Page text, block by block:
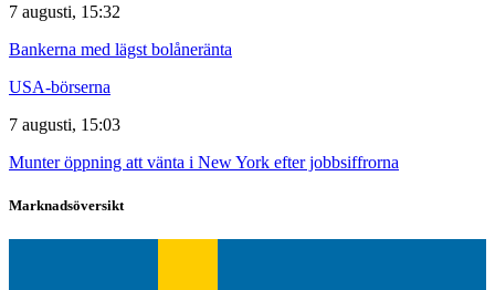
7 augusti, 15:32
Bankerna med lägst bolåneränta
USA-börserna
7 augusti, 15:03
Munter öppning att vänta i New York efter jobbsiffrorna
Marknadsöversikt